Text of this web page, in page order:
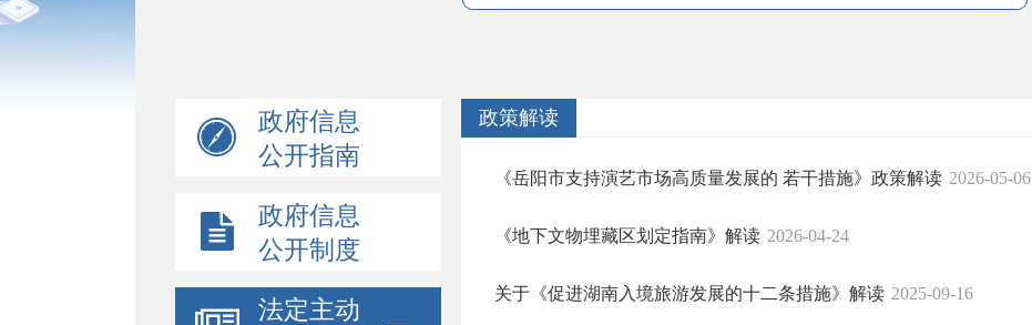
政府信息
公开指南
政府信息
公开制度
法定主动
政策解读
《岳阳市支持演艺市场高质量发展的 若干措施》政策解读 2026-05-06
《地下文物埋藏区划定指南》解读 2026-04-24
关于《促进湖南入境旅游发展的十二条措施》解读 2025-09-16